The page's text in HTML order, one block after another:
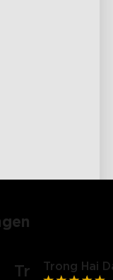
Tr Trong Hai